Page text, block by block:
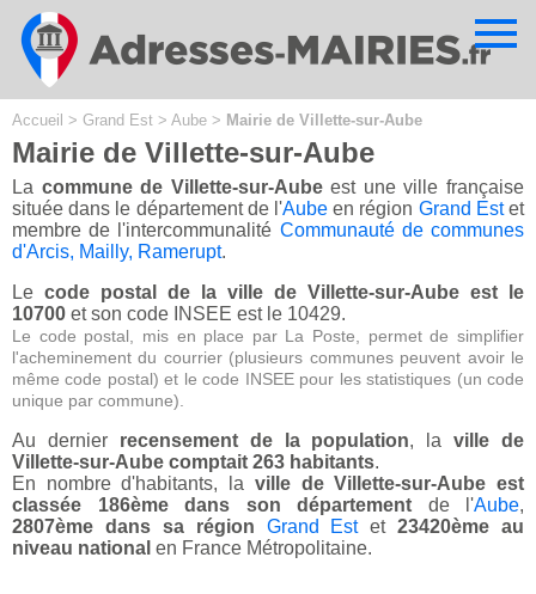
Accueil > Grand Est > Aube > Mairie de Villette-sur-Aube
Mairie de Villette-sur-Aube
La commune de Villette-sur-Aubeest une ville française
située dans le département de l'Aube en région Grand Estet
membre de l'intercommunalité Communauté de communes
d'Arcis, Mailly, Ramerupt.
Le code postal de la ville de Villette-sur-Aube est le
10700 et son code INSEE est le 10429.
Le code postal, mis en place par La Poste, permet de simplifier
l'acheminement du courrier (plusieurs communes peuvent avoir le
même code postal) et le code INSEE pour les statistiques (un code
unique par commune).
Au dernier recensement de la population, laville de
Villette-sur-Aube comptait 263 habitants.
En nombre d'habitants, la ville de Villette-sur-Aube est
classée 186ème dans son département de l'Aube,
2807ème dans sa région
Grand Estet23420ème au
niveau national en France Métropolitaine.
Cookies management panel